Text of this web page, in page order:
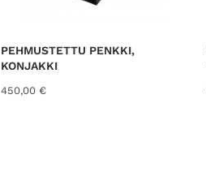
PEHMUSTETTU PENKKI,
KONJAKKI
450,00 €